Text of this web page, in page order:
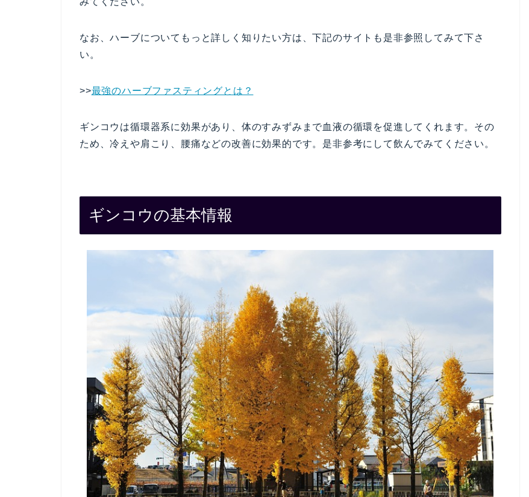
なお、ハーブについてもっと詳しく知りたい方は、下記のサイトも是非参照してみて下さ
い。
>>最強のハーブファスティングとは？
ギンコウは循環器系に効果があり、体のすみずみまで血液の循環を促進してくれます。その
ため、冷えや肩こり、腰痛などの改善に効果的です。是非参考にして飲んでみてください。
ギンコウの基本情報